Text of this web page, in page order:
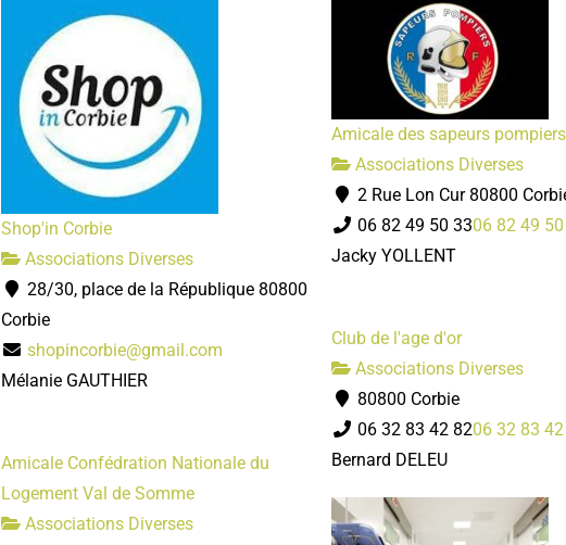
Shop'in Corbie
Associations Diverses
28/30, place de la République 80800
Corbie
shopincorbie@gmail.com
Mélanie GAUTHIER
Amicale des sapeurs pompiers
Associations Diverses
2 Rue Lon Cur 80800
06 82 49 50 3306 82 49
Jacky YOLLENT
Club de l'age d'or
Associations Diverses
80800 Corbie
06 32 83 42 8206 32 83
Bernard DELEU
Amicale Confédration Nationale du
Logement Val de Somme
Associations Diverses